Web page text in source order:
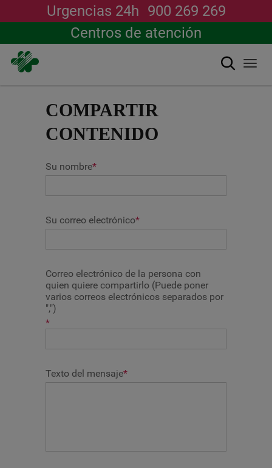
Urgencias 24h 900 269 269
Centros de atención
Buscar
COMPARTIR
CONTENIDO
Su nombre*
Su correo electrónico*
Correo electrónico de la persona con
quien quiere compartirlo (Puede poner
varios correos electrónicos separados por
",")
*
Texto del mensaje*